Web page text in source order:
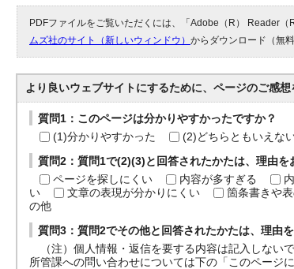
PDFファイルをご覧いただくには、「Adobe（R） Reader
ムズ社のサイト（新しいウィンドウ） からダウンロード（無
より良いウェブサイトにするために、ページのご感想
質問1：このページは分かりやすかったですか？
(1)分かりやすかった
(2)どちらともいえな
質問2：質問1で(2)(3)と回答されたかたは、理由を
ページを探しにくい
内容が多すぎる
い
文章の表現が分かりにくい 箇条書きや
の他
質問3：質問2でその他と回答されたかたは、理由を
（注）個人情報・返信を要する内容は記入しないで
所管課への問い合わせについては下の「このページ